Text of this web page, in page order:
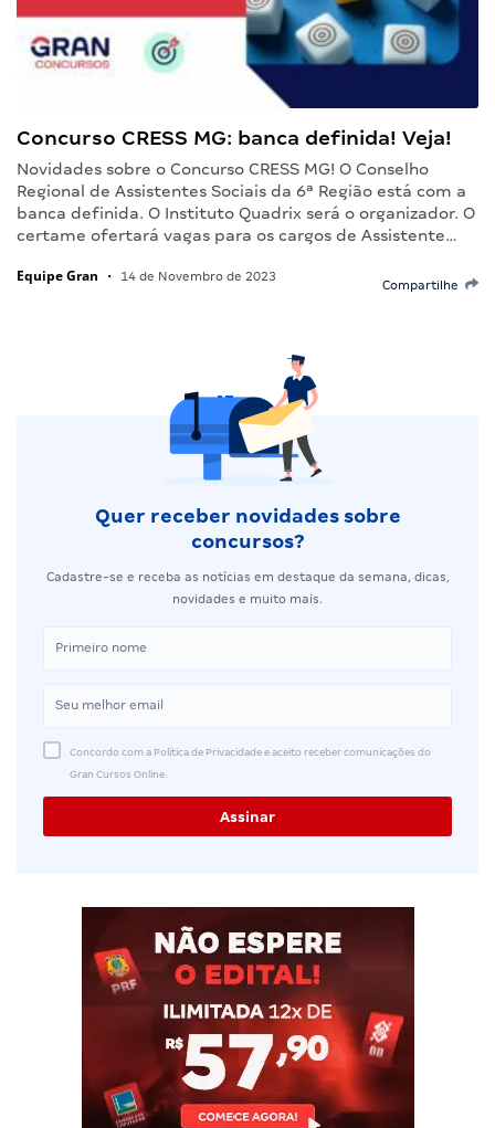
Concurso CRESS MG: banca definida! Veja!
Novidades sobre o Concurso CRESS MG! O Conselho
Regional de Assistentes Sociais da 6ª Região está com a
banca definida. O Instituto Quadrix será o organizador. O
certame ofertará vagas para os cargos de Assistente…
Equipe Gran • 14 de Novembro de 2023
Compartilhe
Quer receber novidades sobre
concursos?
Cadastre-se e receba as notícias em destaque da semana, dicas,
novidades e muito mais.
Concordo com a Política de Privacidade e aceito receber comunicações do
Gran Cursos Online.